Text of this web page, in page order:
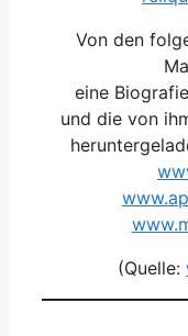
Von den
eine
und die von
(Quelle: